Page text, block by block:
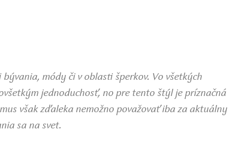
módy či v oblasti šperkov. Vo všetkých
jednoduchosť, no pre tento štýl je príznačná
však zďaleka nemožno považovať iba za aktuálny
sa na svet.